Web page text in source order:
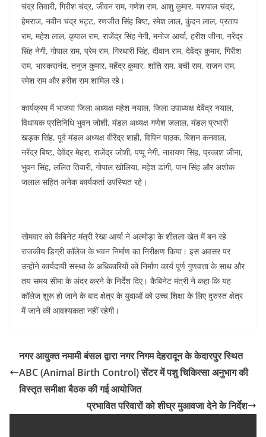
चंद्र तिवारी, गिरीश चंद्र, जीवन राम, गणेश राम, आशु कुमार, यशपाल चंद्र,
हेमराज, नवीन चंद्र भट्ट, रणजीत सिंह बिष्ट, रमेश लाल, कुंदन लाल, प्रताप
राम, महेश लाल, कृपाल राम, राजेंद्र सिंह नेगी, मनोज आर्या, हरीश जीना, नरेंद्र
सिंह नेगी, गोपाल राम, प्रेम राम, गिरधारी सिंह, दीवान राम, देवेंद्र कुमार, गिरीश
राम, भास्करानंद, तनुज कुमार, महेंद्र कुमार, शांति राम, बची राम, राजन राम,
रमेश राम और हरीश राम शामिल रहे।
कार्यक्रम में भाजपा जिला अध्यक्ष महेश नयाल, जिला उपाध्यक्ष देवेंद्र नयाल,
विधायक प्रतिनिधि भुवन जोशी, मंडल अध्यक्ष गणेश जलाल, मंडल प्रभारी
खड़क सिंह, पूर्व मंडल अध्यक्ष वीरेंद्र शाही, विपिन पाठक, बिशन कनवाल,
नरेंद्र बिष्ट, देवेंद्र मेहरा, राजेंद्र जोशी, पप्पू नेगी, नारायण सिंह, प्रकाश जीना,
भुवन सिंह, ललित तिवारी, गोपाल खोलिया, महेश डांगी, पान सिंह और अशोक
जलाल सहित अनेक कार्यकर्ता उपस्थित रहे।
सोमवार को कैबिनेट मंत्री रेखा आर्या ने अल्मोड़ा के शीतला खेत में बन रहे
राजकीय डिग्री कॉलेज के भवन निर्माण का निरीक्षण किया। इस अवसर पर
उन्होंने कार्यदायी संस्था के अधिकारियों को निर्माण कार्य पूर्ण गुणवत्ता के साथ और
तय समय सीमा के अंदर करने के निर्देश दिए। कैबिनेट मंत्री ने कहा कि यह
कॉलेज शुरू हो जाने के बाद क्षेत्र के युवाओं को उच्च शिक्षा के लिए दुरुस्त क्षेत्र
में जाने की आवश्यकता नहीं रहेगी।
नगर आयुक्त नमामी बंसल द्वारा नगर निगम देहरादून के केदारपुर स्थित
ABC (Animal Birth Control) सेंटर में पशु चिकित्सा अनुभाग की
विस्तृत समीक्षा बैठक की गई आयोजित
प्रभावित परिवारों को शीघ्र मुआवजा देने के निर्देश